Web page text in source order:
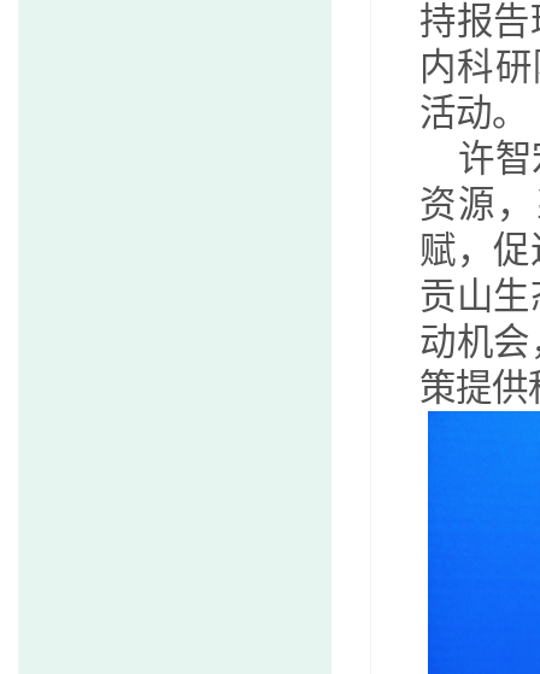
持报
内科
活动。
许
资源
赋，
贡山
动机
策提供